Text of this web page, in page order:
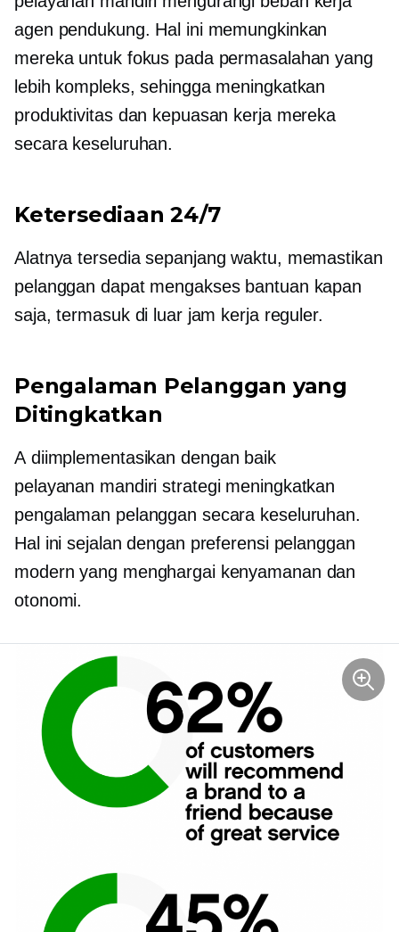
agen pendukung. Hal ini memungkinkan
mereka untuk fokus pada permasalahan yang
lebih kompleks, sehingga meningkatkan
produktivitas dan kepuasan kerja mereka
secara keseluruhan.
Ketersediaan 24/7
Alatnya tersediasepanjang waktu, memastikan
pelanggan dapat mengakses bantuan kapan
saja, termasuk di luar jam kerja reguler.
Pengalaman Pelanggan yang
Ditingkatkan
A diimplementasikan dengan baik
pelayanan mandiri strategi meningkatkan
pengalaman pelanggan secara keseluruhan.
Hal ini sejalan dengan preferensi pelanggan
modern yang menghargai kenyamanan dan
otonomi.